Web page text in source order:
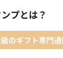
ティントリップ
プとは？
のギフト専門通